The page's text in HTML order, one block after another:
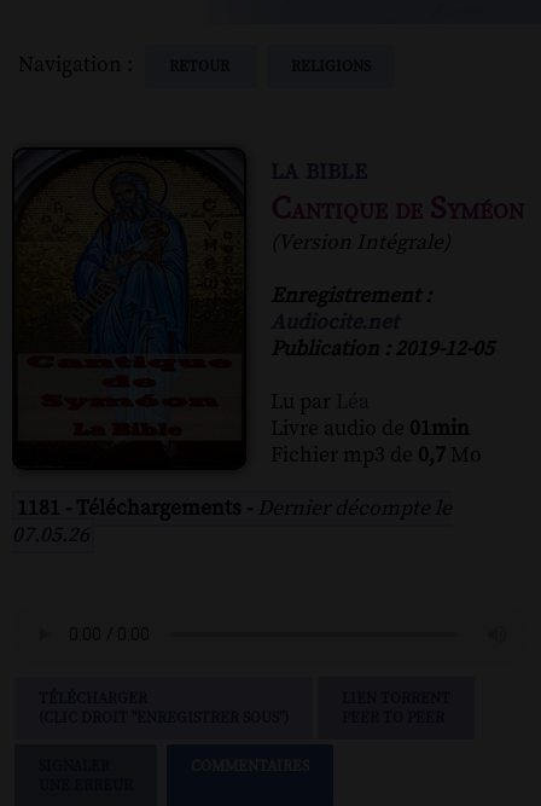
Navigation :
Cantique de Syméon
(Version Intégrale)
Enregistrement :
Publication : 2019-12-05
Lu par
Livre audio de 01min
Fichier mp3 de 0,7 Mo
1181 - Téléchargements - Dernier décompte le
07.05.26